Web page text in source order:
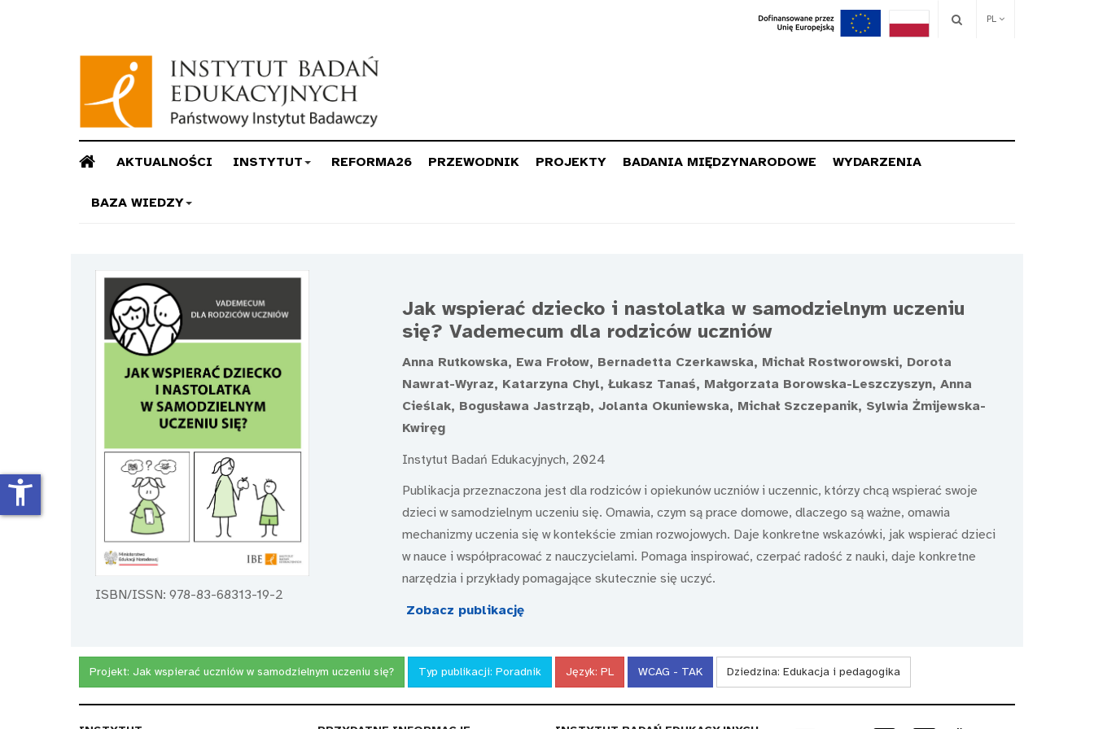
PL
AKTUALNOŚCI INSTYTUT REFORMA26 PRZEWODNIK PROJEKTY BADANIA MIĘDZYNARODOWE WYDARZENIA
BAZA WIEDZY
ISBN/ISSN: 978-83-68313-19-2
Jak wspierać dziecko i nastolatka w samodzielnym uczeniu
się? Vademecum dla rodziców uczniów
Anna Rutkowska, Ewa Frołow, Bernadetta Czerkawska, Michał Rostworowski, Dorota
Nawrat-Wyraz, Katarzyna Chyl, Łukasz Tanaś, Małgorzata Borowska-Leszczyszyn, Anna
Cieślak, Bogusława Jastrząb, Jolanta Okuniewska, Michał Szczepanik, Sylwia Żmijewska-
Kwiręg
Instytut Badań Edukacyjnych, 2024
Publikacja przeznaczona jest dla rodziców i opiekunów uczniów i uczennic, którzy chcą wspierać swoje
dzieci w samodzielnym uczeniu się. Omawia, czym są prace domowe, dlaczego są ważne, omawia
mechanizmy uczenia się w kontekście zmian rozwojowych. Daje konkretne wskazówki, jak wspierać dzieci
w nauce i współpracować z nauczycielami. Pomaga inspirować, czerpać radość z nauki, daje konkretne
narzędzia i przykłady pomagające skutecznie się uczyć.
Zobacz publikację
Projekt: Jak wspierać uczniów w samodzielnym uczeniu się? Typ publikacji: Poradnik Język: PL WCAG - TAK Dziedzina: Edukacja i pedagogika
accessibility_new